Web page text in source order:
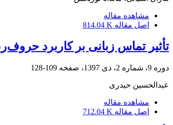
مشاهده مقاله
اصل مقاله 814.04 K
تأثیر تماس زبانی بر کاربرد
دوره 9، شماره 2، دی 1397، صفحه 109-128
عبدالحسین حیدری
مشاهده مقاله
اصل مقاله 712.04 K